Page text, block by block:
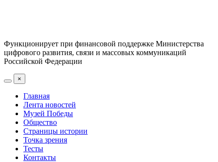
Функционирует при финансовой поддержке Министерства
цифрового развития, связи и массовых коммуникаций
Российской Федерации
×
Главная
Лента новостей
Музей Победы
Общество
Страницы истории
Точка зрения
Тесты
Контакты